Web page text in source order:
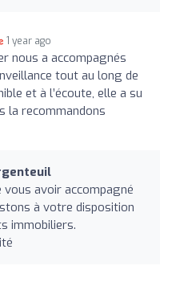
1 year ago
nous a accompagnés
tout au long de
et à l’écoute, elle a su
la recommandons
avoir accompagné
à votre disposition
immobiliers.